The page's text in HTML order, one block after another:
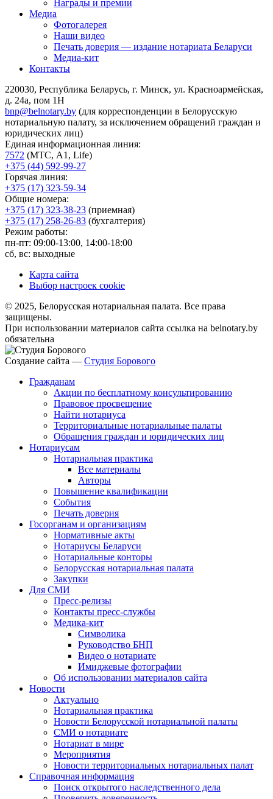
Награды и премии
Медиа
Фотогалерея
Наши видео
Печать доверия — издание нотариата Беларуси
Медиа-кит
Контакты
220030, Республика Беларусь, г. Минск, ул. Красноармейская,
д. 24а, пом 1Н
bnp@belnotary.by (для корреспонденции в Белорусскую
нотариальную палату, за исключением обращений граждан и
юридических лиц)
Единая информационная линия:
7572 (МТС, A1, Life)
+375 (44) 592-99-27
Горячая линия:
+375 (17) 323-59-34
Общие номера:
+375 (17) 323-38-23 (приемная)
+375 (17) 258-26-83 (бухгалтерия)
Режим работы:
пн-пт: 09:00-13:00, 14:00-18:00
сб, вс: выходные
Карта сайта
Выбор настроек cookie
© 2025, Белорусская нотариальная палата. Все права
защищены.
При использовании материалов сайта ссылка на belnotary.by
обязательна
Создание сайта — Студия Борового
Гражданам
Акции по бесплатному консультированию
Правовое просвещение
Найти нотариуса
Территориальные нотариальные палаты
Обращения граждан и юридических лиц
Нотариусам
Нотариальная практика
Все материалы
Авторы
Повышение квалификации
События
Печать доверия
Госорганам и организациям
Нормативные акты
Нотариусы Беларуси
Нотариальные конторы
Белорусская нотариальная палата
Закупки
Для СМИ
Пресс-релизы
Контакты пресс-службы
Медика-кит
Символика
Руководство БНП
Видео о нотариате
Имиджевые фотографии
Об использовании материалов сайта
Новости
Актуально
Нотариальная практика
Новости Белорусской нотариальной палаты
СМИ о нотариате
Нотариат в мире
Мероприятия
Новости территориальных нотариальных палат
Справочная информация
Поиск открытого наследственного дела